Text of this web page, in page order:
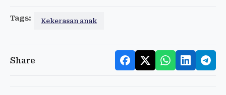
Tags: Kekerasan anak
Share